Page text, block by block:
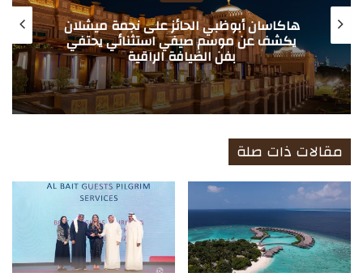
هاكاسان أبوظبي الحائز على نجمة ميشلان
يكشف عن موسم صيفي استثنائي يحتفي
بفن الضيافة الراقية
مقالات ذات صلة